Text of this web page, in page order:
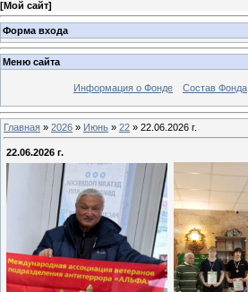
[Мой сайт]
Форма входа
Меню сайта
Информация о Фонде Состав Фонда
Главная » 2026 » Июнь » 22 » 22.06.2026 г.
22.06.2026 г.